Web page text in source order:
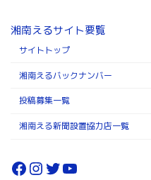
湘南えるサイト要覧
サイトトップ
湘南えるバックナンバー
投稿募集一覧
湘南える新聞設置協力店一覧
Facebook
Instagram
Twitter
YouTube